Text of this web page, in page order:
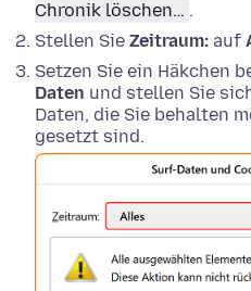
Chronik löschen… .
Stellen Sie Zeitraum: auf
Setzen Sie ein Häkchen
Daten und stellen Sie
Daten, die Sie behalten
gesetzt sind.